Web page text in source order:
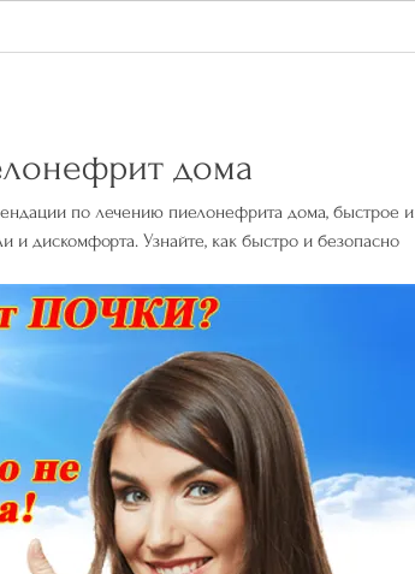
дома
по лечению пиелонефрита дома, быстрое и
и дискомфорта. Узнайте, как быстро и безопасно